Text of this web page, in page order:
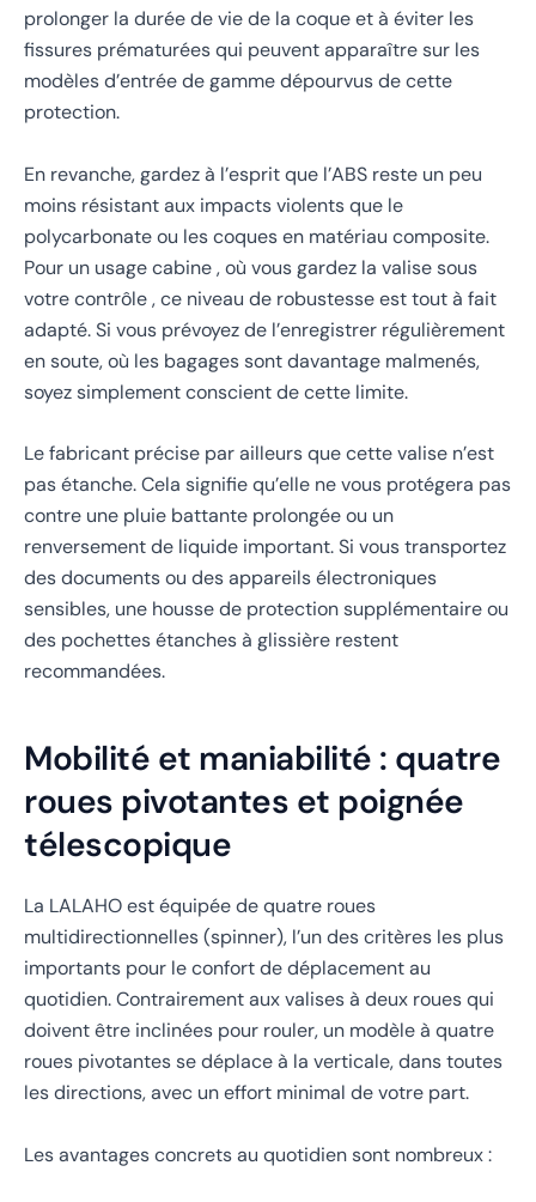
prolonger la durée de vie de la coque et à éviter les
fissures prématurées qui peuvent apparaître sur les
modèles d’entrée de gamme dépourvus de cette
protection.
En revanche, gardez à l’esprit que l’ABS reste un peu
moins résistant aux impacts violents que le
polycarbonate ou les coques en matériau composite.
Pour un usage cabine , où vous gardez la valise sous
votre contrôle , ce niveau de robustesse est tout à fait
adapté. Si vous prévoyez de l’enregistrer régulièrement
en soute, où les bagages sont davantage malmenés,
soyez simplement conscient de cette limite.
Le fabricant précise par ailleurs que cette valise n’est
pas étanche. Cela signifie qu’elle ne vous protégera pas
contre une pluie battante prolongée ou un
renversement de liquide important. Si vous transportez
des documents ou des appareils électroniques
sensibles, une housse de protection supplémentaire ou
des pochettes étanches à glissière restent
recommandées.
Mobilité et maniabilité : quatre
roues pivotantes et poignée
télescopique
La LALAHO est équipée de quatre roues
multidirectionnelles (spinner), l’un des critères les plus
importants pour le confort de déplacement au
quotidien. Contrairement aux valises à deux roues qui
doivent être inclinées pour rouler, un modèle à quatre
roues pivotantes se déplace à la verticale, dans toutes
les directions, avec un effort minimal de votre part.
Les avantages concrets au quotidien sont nombreux :